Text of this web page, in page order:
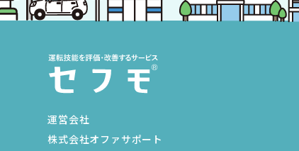
運営会社
株式会社オファサポート